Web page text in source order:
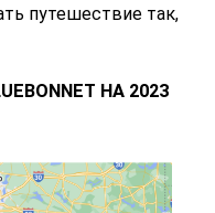
путешествие так,
НА 2023